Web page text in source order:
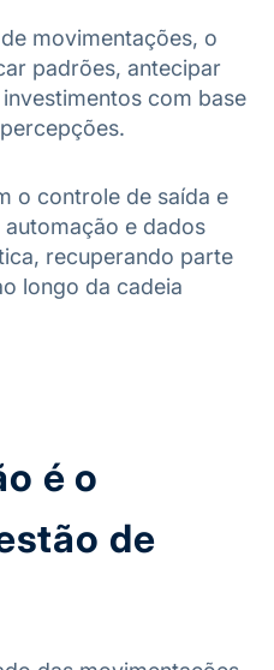
movimentações, o
padrões, antecipar
com base
o controle de saída e
e dados
recuperando parte
longo da cadeia
é o
de